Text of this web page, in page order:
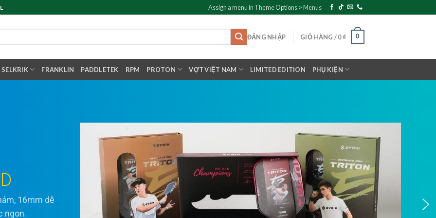
Assign a menu in Theme Options > Menus
ĐĂNG NHẬP GIỎ HÀNG /0₫ 0
SELKRIK FRANKLIN PADDLETEK RPM PROTON VỢT VIỆT NAM LIMITED EDITION PHỤ KIỆN
NEW MODEL 2026
SELKIRK OMNI
Siêu phẩm mới nhất Selkirk OMNI™ tái định